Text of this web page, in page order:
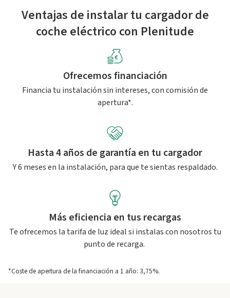
Ventajas de instalar tu cargador de
coche eléctrico con Plenitude
Ofrecemos financiación
Financia tu instalación sin intereses, con comisión de
apertura*.
Hasta 4 años de garantía en tu cargador
Y 6 meses en la instalación, para que te sientas respaldado.
Más eficiencia en tus recargas
Te ofrecemos la tarifa de luz ideal si instalas con nosotros tu
punto de recarga.
*Coste de apertura de la financiación a 1 año: 3,75%.